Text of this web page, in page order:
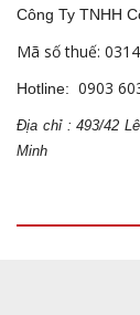
Công Ty TNHH
Mã số thuế:
Hotline: 0903
Địa chỉ : 493/42
Minh